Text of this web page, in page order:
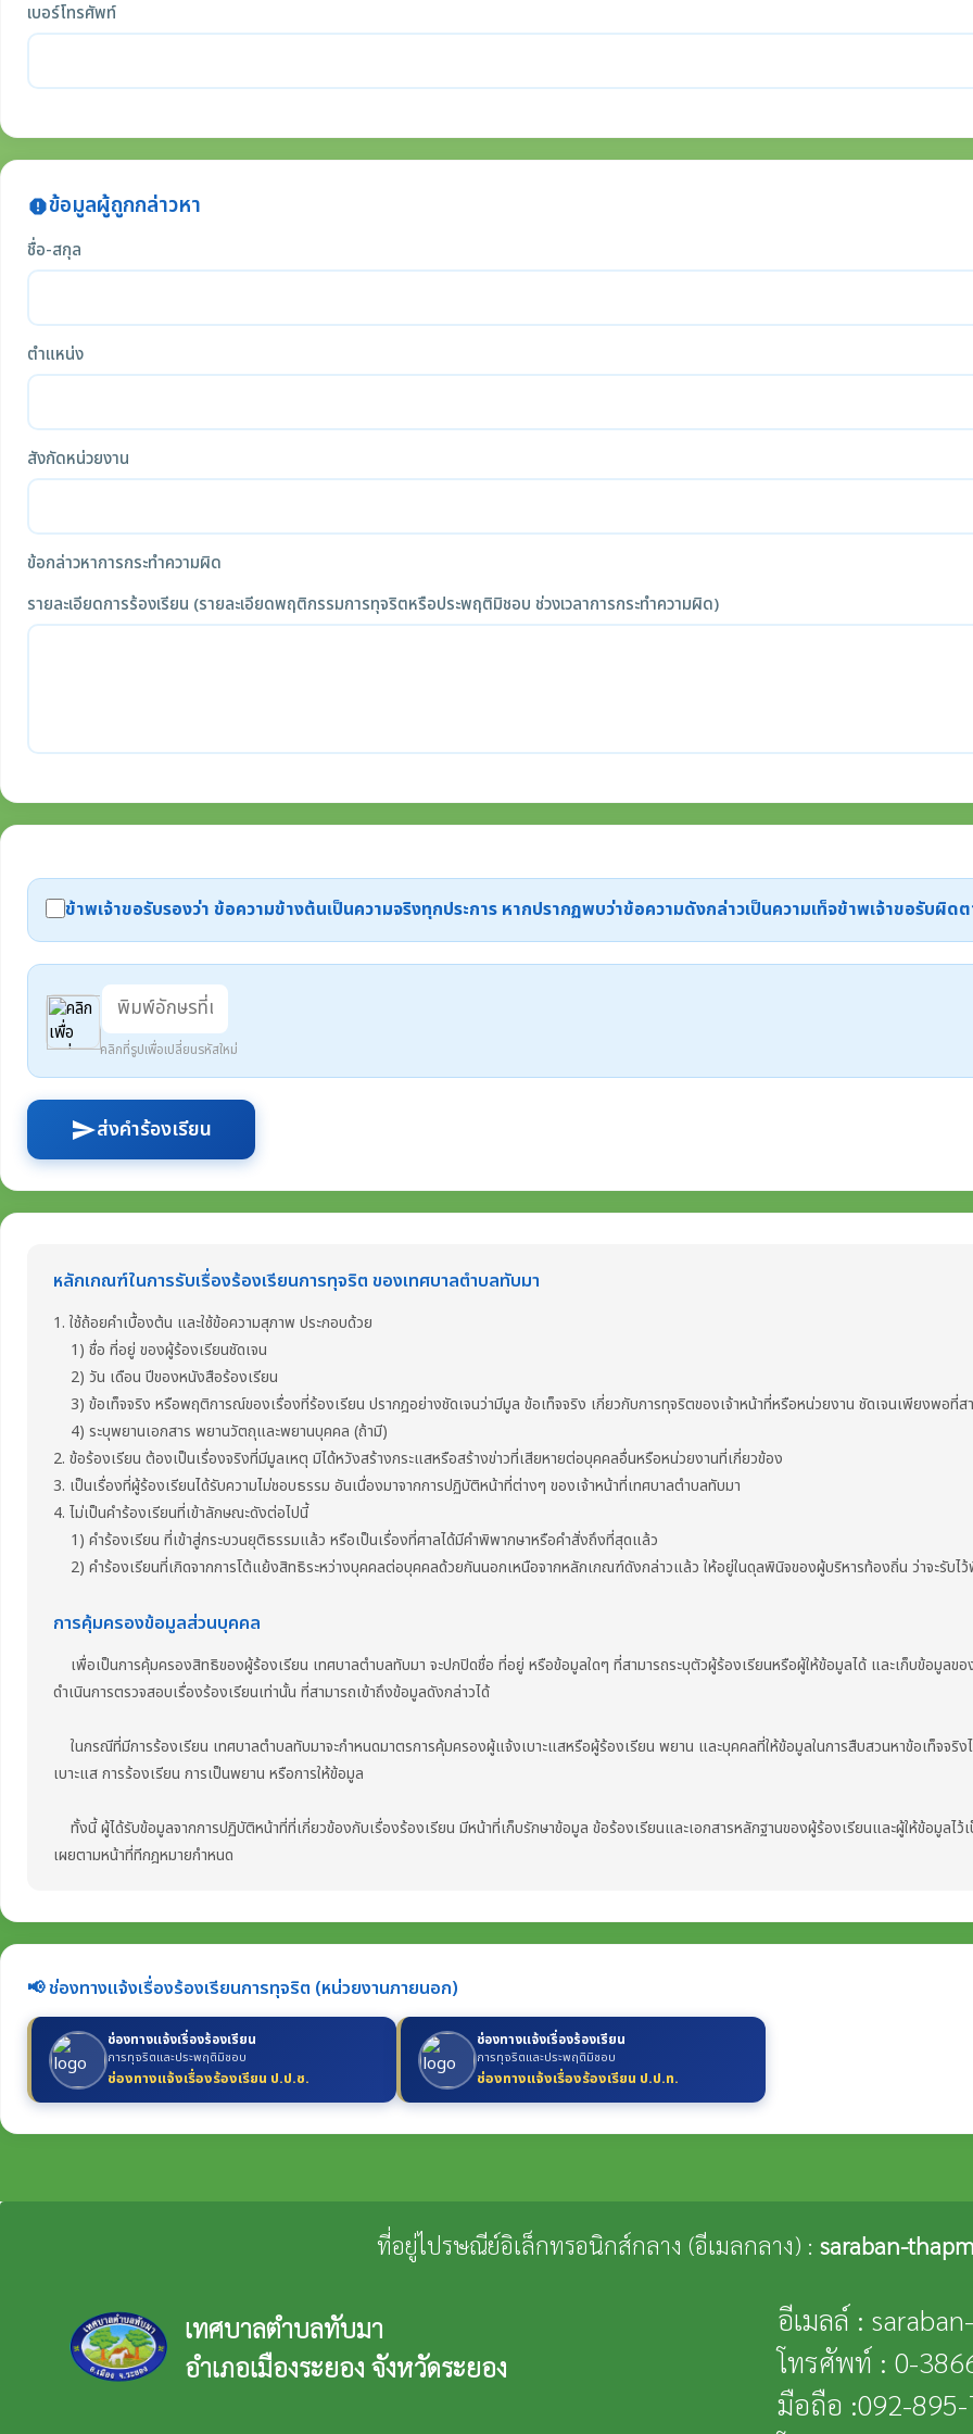
เบอร์โทรศัพท์
reportข้อมูลผู้ถูกกล่าวหา
ชื่อ-สกุล
ตำแหน่ง
สังกัดหน่วยงาน
ข้อกล่าวหาการกระทำความผิด
รายละเอียดการร้องเรียน (รายละเอียดพฤติกรรมการทุจริตหรือประพฤติมิชอบ ช่วงเวลาการกระทำความผิด)
ข้าพเจ้าขอรับรองว่า ข้อความข้างต้นเป็นความจริงทุกประการ หากปรากฏพบว่าข้อความดังกล่าวเป็นความเท็จข้าพเจ้าขอรับผิด
คลิกที่รูปเพื่อเปลี่ยนรหัสใหม่
sendส่งคำร้องเรียน
หลักเกณฑ์ในการรับเรื่องร้องเรียนการทุจริต ของเทศบาลตำบลทับมา
1. ใช้ถ้อยคำเบื้องต้น และใช้ข้อความสุภาพ ประกอบด้วย
1) ชื่อ ที่อยู่ ของผู้ร้องเรียนชัดเจน
2) วัน เดือน ปีของหนังสือร้องเรียน
3) ข้อเท็จจริง หรือพฤติการณ์ของเรื่องที่ร้องเรียน ปรากฎอย่างชัดเจนว่ามีมูล ข้อเท็จจริง เกี่ยวกับการทุจริตของเจ้าหน้าที่หรือหน่วยงาน ชัดเจนเพียงพอที่ส
4) ระบุพยานเอกสาร พยานวัตถุและพยานบุคคล (ถ้ามี)
2. ข้อร้องเรียน ต้องเป็นเรื่องจริงที่มีมูลเหตุ มิได้หวังสร้างกระแสหรือสร้างข่าวที่เสียหายต่อบุคคลอื่นหรือหน่วยงานที่เกี่ยวข้อง
3. เป็นเรื่องที่ผู้ร้องเรียนได้รับความไม่ชอบธรรม อันเนื่องมาจากการปฏิบัติหน้าที่ต่างๆ ของเจ้าหน้าที่เทศบาลตำบลทับมา
4. ไม่เป็นคำร้องเรียนที่เข้าลักษณะดังต่อไปนี้
1) คำร้องเรียน ที่เข้าสู่กระบวนยุติธรรมแล้ว หรือเป็นเรื่องที่ศาลได้มีคำพิพากษาหรือคำสั่งถึงที่สุดแล้ว
2) คำร้องเรียนที่เกิดจากการโต้แย้งสิทธิระหว่างบุคคลต่อบุคคลด้วยกันนอกเหนือจากหลักเกณฑ์ดังกล่าวแล้ว ให้อยู่ในดุลพินิจของผู้บริหารท้องถิ่น ว่าจะรับไ
การคุ้มครองข้อมูลส่วนบุคคล
เพื่อเป็นการคุ้มครองสิทธิของผู้ร้องเรียน เทศบาลตำบลทับมา จะปกปิดชื่อ ที่อยู่ หรือข้อมูลใดๆ ที่สามารถระบุตัวผู้ร้องเรียนหรือผู้ให้ข้อมูลได้ และเก็บข้อมูลข
ดำเนินการตรวจสอบเรื่องร้องเรียนเท่านั้น ที่สามารถเข้าถึงข้อมูลดังกล่าวได้
ในกรณีที่มีการร้องเรียน เทศบาลตำบลทับมาจะกำหนดมาตรการคุ้มครองผู้แจ้งเบาะแสหรือผู้ร้องเรียน พยาน และบุคคลที่ให้ข้อมูลในการสืบสวนหาข้อเท็จจริ
เบาะแส การร้องเรียน การเป็นพยาน หรือการให้ข้อมูล
ทั้งนี้ ผู้ได้รับข้อมูลจากการปฏิบัติหน้าที่ที่เกี่ยวข้องกับเรื่องร้องเรียน มีหน้าที่เก็บรักษาข้อมูล ข้อร้องเรียนและเอกสารหลักฐานของผู้ร้องเรียนและผู้ให้ข้อมูลไ
เผยตามหน้าที่ทีกฎหมายกำหนด
📢 ช่องทางแจ้งเรื่องร้องเรียนการทุจริต (หน่วยงานภายนอก)
ช่องทางแจ้งเรื่องร้องเรียน
การทุจริตและประพฤติมิชอบ
ช่องทางแจ้งเรื่องร้องเรียน ป.ป.ช.
ช่องทางแจ้งเรื่องร้องเรียน
การทุจริตและประพฤติมิชอบ
ช่องทางแจ้งเรื่องร้องเรียน ป.ป.ท.
ที่อยู่ไปรษณีย์อิเล็กทรอนิกส์กลาง (อีเมลกลาง) : saraban-
เทศบาลตำบลทับมา
อำเภอเมืองระยอง จังหวัดระยอง
อีเมลล์ :
โทรศัพท์ : 0-
มือถือ :092-